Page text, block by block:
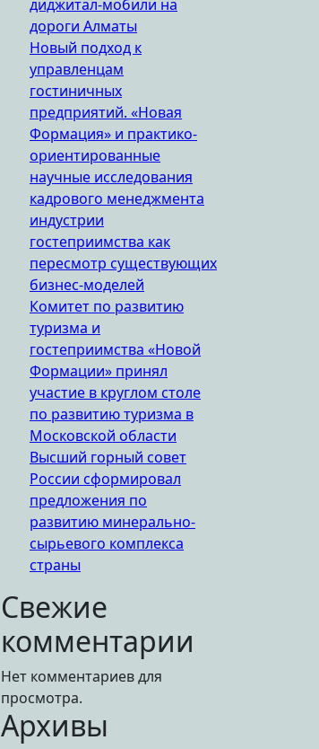
диджитал-мобили на
дороги Алматы
Новый подход к
управленцам
гостиничных
предприятий. «Новая
Формация» и практико-
ориентированные
научные исследования
кадрового менеджмента
индустрии
гостеприимства как
пересмотр существующих
бизнес-моделей
Комитет по развитию
туризма и
гостеприимства «Новой
Формации» принял
участие в круглом столе
по развитию туризма в
Московской области
Высший горный совет
России сформировал
предложения по
развитию минерально-
сырьевого комплекса
страны
Свежие
комментарии
Нет комментариев для
просмотра.
Архивы